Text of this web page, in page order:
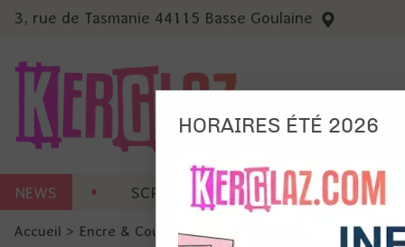
3, rue de Tasmanie 44115 Basse Goulaine
NEWS SCRAP CARTERIE MACHINES
Accueil > Encre & Couleur > >Wow!
Ils
HORAIRES ÉTÉ 2026